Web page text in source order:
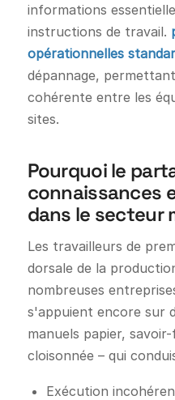
informations
instructions de travail.
opérationnelles
dépannage,
cohérente entre les
sites.
Pourquoi le
connaissances
dans le secteur
Les travailleurs de
dorsale de la
nombreuses
s'appuient encore sur
manuels papier,
cloisonnée – qui
Exécution